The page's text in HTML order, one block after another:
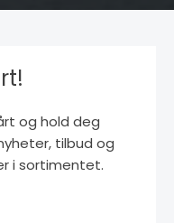
og hold deg
tilbud og
i sortimentet.